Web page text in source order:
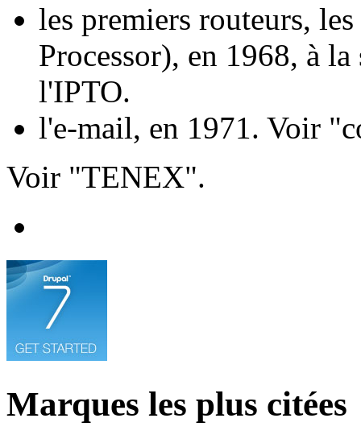
les premiers routeurs,
Processor), en 1968, à
l'IPTO.
l'e-mail, en 1971. Voir
Voir "TENEX".
Marques les plus citées